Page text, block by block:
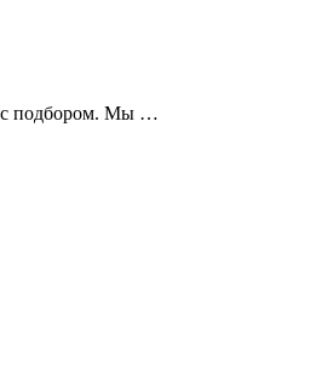
с подбором. Мы …